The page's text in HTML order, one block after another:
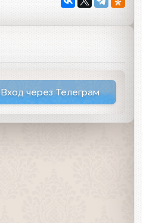
Вход через Телеграм